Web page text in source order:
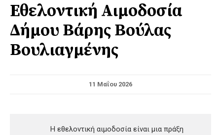
Εθελοντική Αιμοδοσία
Δήμου Βάρης Βούλας
Βουλιαγμένης
11 Μαΐου 2026
Η εθελοντική αιμοδοσία είναι μια πράξη